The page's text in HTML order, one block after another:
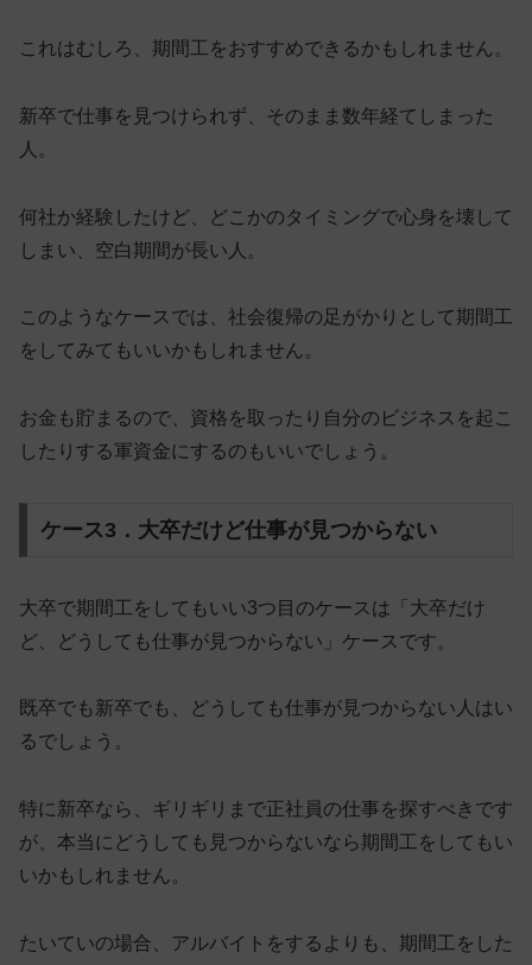
これはむしろ、期間工をおすすめできるかもしれません。
新卒で仕事を見つけられず、そのまま数年経てしまった
人。
何社か経験したけど、どこかのタイミングで心身を壊して
しまい、空白期間が長い人。
このようなケースでは、 社会復帰の足がかりとして期間工
をしてみてもいいかもしれません。
お金も貯まるので、資格を取ったり自分のビジネスを起こ
したりする軍資金にするのもいいでしょう。
ケース3．大卒だけど仕事が見つからない
大卒で期間工をしてもいい3つ目のケースは「大卒だけ
ど、どうしても仕事が見つからない」ケースです。
既卒でも新卒でも、どうしても仕事が見つからない人はい
るでしょう。
特に新卒なら、ギリギリまで正社員の仕事を探すべきです
が、 本当にどうしても見つからないなら期間工をしてもい
いかもしれません。
たいていの場合、アルバイトをするよりも、期間工をした